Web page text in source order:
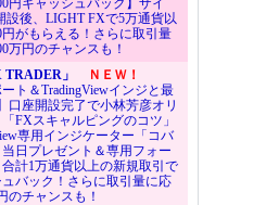
円キャッシュバック】ザイ
設後、LIGHT FXで5万通貨以
がもらえる！さらに取引量
万円のチャンスも！
」
ＮＥＷ！
ート＆TradingViewインジと最
口座開設完了で小林芳彦オリ
FXスキャルピングのコツ」
専用インジケーター「コバ
日プレゼント＆専用フォー
計1万通貨以上の新規取引で
バック！さらに取引量に応
のチャンスも！